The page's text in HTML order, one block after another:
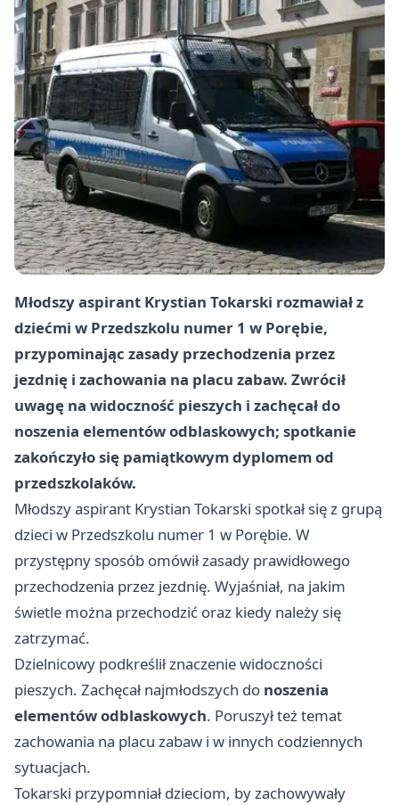
Młodszy aspirant Krystian Tokarski rozmawiał z
dziećmi w Przedszkolu numer 1 w Porębie,
przypominając zasady przechodzenia przez
jezdnię i zachowania na placu zabaw. Zwrócił
uwagę na widoczność pieszych i zachęcał do
noszenia elementów odblaskowych; spotkanie
zakończyło się pamiątkowym dyplomem od
przedszkolaków.
Młodszy aspirant Krystian Tokarski spotkał się z grupą
dzieci w Przedszkolu numer 1 w Porębie. W
przystępny sposób omówił zasady prawidłowego
przechodzenia przez jezdnię. Wyjaśniał, na jakim
świetle można przechodzić oraz kiedy należy się
zatrzymać.
Dzielnicowy podkreślił znaczenie widoczności
pieszych. Zachęcał najmłodszych do noszenia
elementów odblaskowych. Poruszył też temat
zachowania na placu zabaw i w innych codziennych
sytuacjach.
Tokarski przypomniał dzieciom, by zachowywały